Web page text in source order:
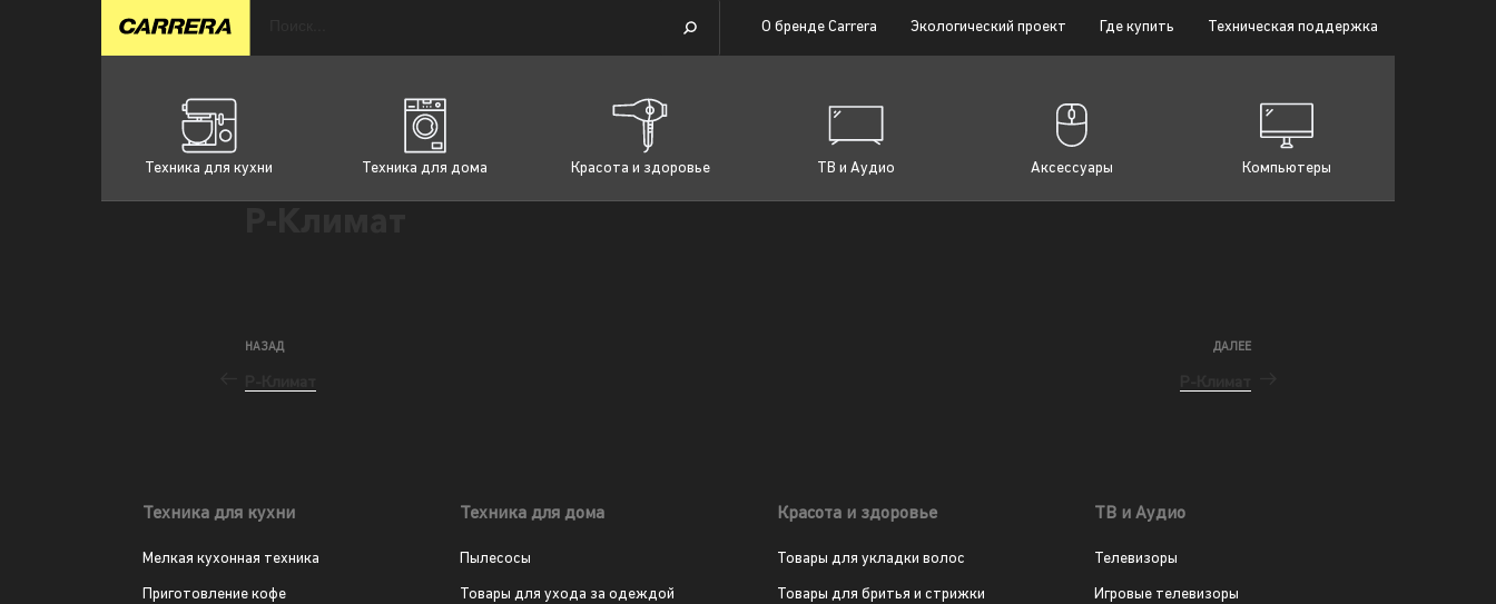
О бренде Carrera Экологический проект Где купить Техническая поддержка
Техника для кухни Техника для дома Красота и здоровье ТВ и Аудио Аксессуары Компьютеры
НАЗАД ДАЛЕЕ
Техника для кухни
Мелкая кухонная техника
Приготовление кофе
Техника для дома
Пылесосы
Товары для ухода за одеждой
Красота и здоровье
Товары для укладки волос
Товары для бритья и стрижки
ТВ и Аудио
Телевизоры
Игровые телевизоры